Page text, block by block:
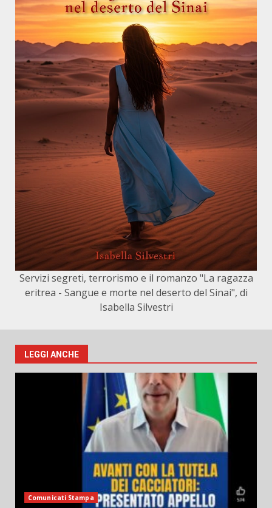
Servizi segreti, terrorismo e il romanzo "La ragazza
eritrea - Sangue e morte nel deserto del Sinai", di
Isabella Silvestri
LEGGI ANCHE
Comunicati Stampa